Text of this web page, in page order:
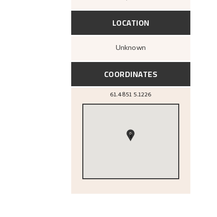
LOCATION
Unknown
COORDINATES
61.48515.1226
1